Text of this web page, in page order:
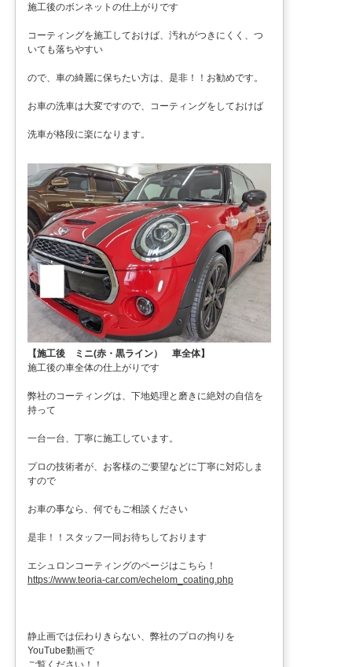
施工後のボンネットの仕上がりです
コーティングを施工しておけば、汚れがつきにくく、つ
いても落ちやすい
ので、車の綺麗に保ちたい方は、是非！！お勧めです。
お車の洗車は大変ですので、コーティングをしておけば
洗車が格段に楽になります。
【施工後 ミニ(赤・黒ライン） 車全体】
施工後の車全体の仕上がりです
弊社のコーティングは、下地処理と磨きに絶対の自信を
持って
一台一台、丁寧に施工しています。
プロの技術者が、お客様のご要望などに丁寧に対応しま
すので
お車の事なら、何でもご相談ください
是非！！スタッフ一同お待ちしております
エシュロンコーティングのページはこちら！
https://www.teoria-car.com/echelom_coating.php
静止画では伝わりきらない、弊社のプロの拘りを
YouTube動画で
ご覧ください！！